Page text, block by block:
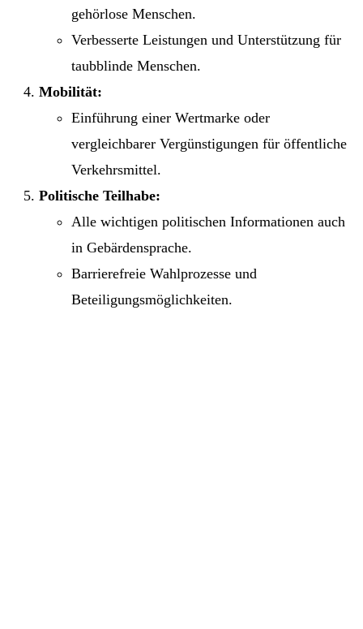
gehörlose Menschen.
Verbesserte Leistungen und Unterstützung für
taubblinde Menschen.
Mobilität:
Einführung einer Wertmarke oder
vergleichbarer Vergünstigungen für öffentliche
Verkehrsmittel.
Politische Teilhabe:
Alle wichtigen politischen Informationen auch
in Gebärdensprache.
Barrierefreie Wahlprozesse und
Beteiligungsmöglichkeiten.